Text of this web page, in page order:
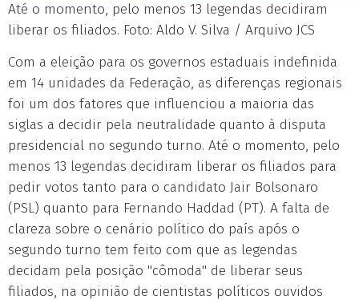
Até o momento, pelo menos 13 legendas decidiram
liberar os filiados. Foto: Aldo V. Silva / Arquivo JCS
Com a eleição para os governos estaduais indefinida
em 14 unidades da Federação, as diferenças regionais
foi um dos fatores que influenciou a maioria das
siglas a decidir pela neutralidade quanto à disputa
presidencial no segundo turno. Até o momento, pelo
menos 13 legendas decidiram liberar os filiados para
pedir votos tanto para o candidato Jair Bolsonaro
(PSL) quanto para Fernando Haddad (PT). A falta de
clareza sobre o cenário político do país após o
segundo turno tem feito com que as legendas
decidam pela posição "cômoda" de liberar seus
filiados, na opinião de cientistas políticos ouvidos